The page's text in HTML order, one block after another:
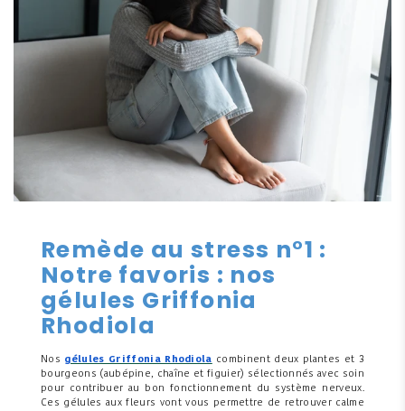
Remède au stress n°1 :
Notre favoris : nos
gélules Griffonia
Rhodiola
Nos gélules Griffonia Rhodiola combinent deux plantes et 3
bourgeons (aubépine, chaîne et figuier) sélectionnés avec soin
pour contribuer au bon fonctionnement du système nerveux.
Ces gélules aux fleurs vont vous permettre de retrouver calme